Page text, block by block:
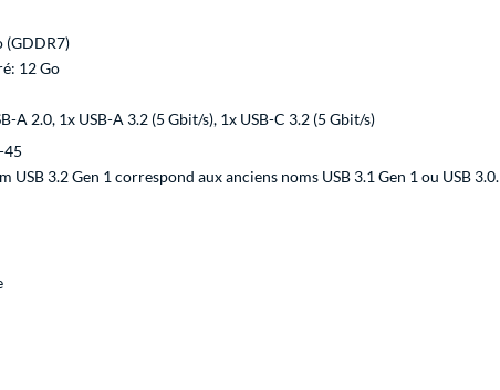
(GDDR7)
12 Go
A 2.0, 1x USB-A 3.2 (5 Gbit/s), 1x USB-C 3.2 (5 Gbit/s)
45
USB 3.2 Gen 1 correspond aux anciens noms USB 3.1 Gen 1 ou USB 3.0.